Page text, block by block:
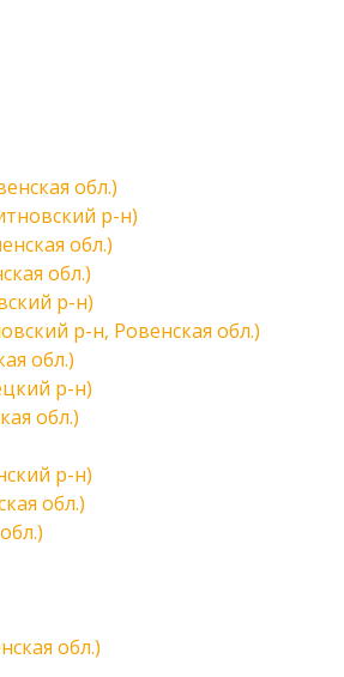
обл.)
р-н)
обл.)
обл.)
р-н)
р-н, Ровенская обл.)
обл.)
р-н)
обл.)
р-н)
обл.)
обл.)